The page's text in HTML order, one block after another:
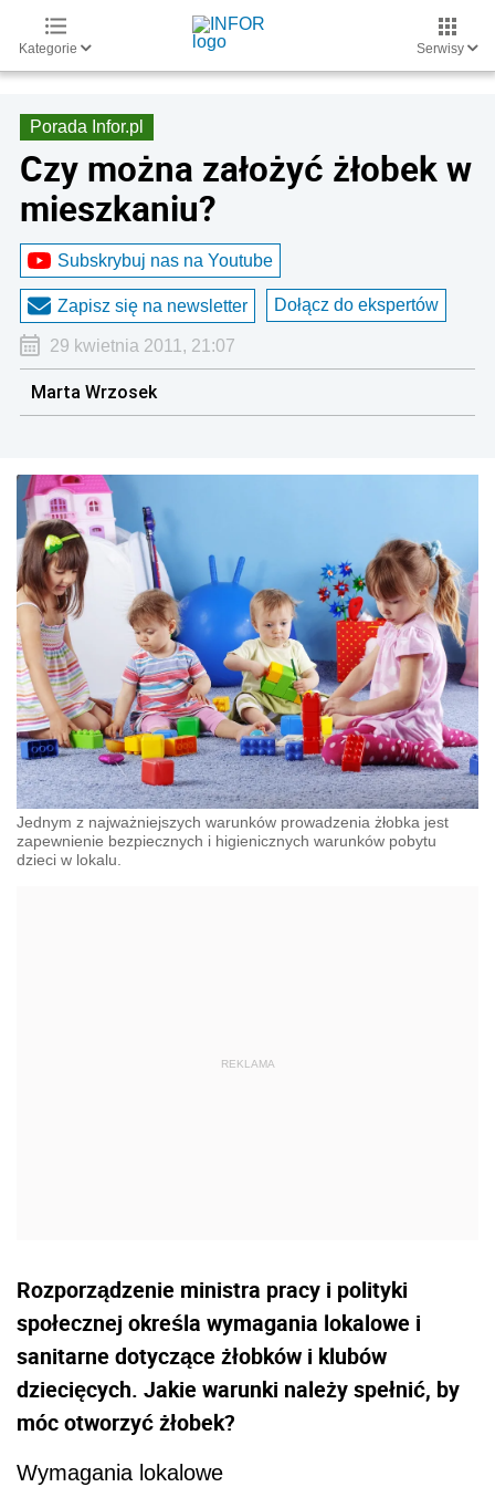
Kategorie Serwisy
Porada Infor.pl
Czy można założyć żłobek w
mieszkaniu?
Subskrybuj nas na Youtube
Zapisz się na newsletter Dołącz do ekspertów
29 kwietnia 2011, 21:07
Marta Wrzosek
Jednym z najważniejszych warunków prowadzenia żłobka jest
zapewnienie bezpiecznych i higienicznych warunków pobytu
dzieci w lokalu.
Rozporządzenie ministra pracy i polityki
społecznej określa wymagania lokalowe i
sanitarne dotyczące żłobków i klubów
dziecięcych. Jakie warunki należy spełnić, by
móc otworzyć żłobek?
Wymagania lokalowe